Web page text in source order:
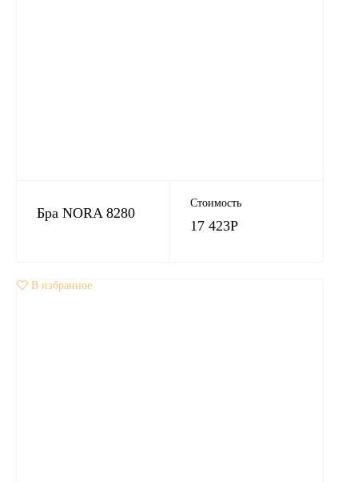
Бра NORA 8280
Стоимость
17 423Р
В избранное